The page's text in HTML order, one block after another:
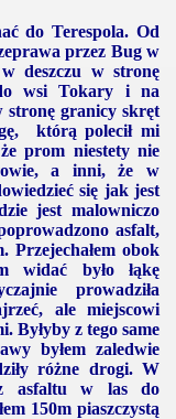
Terespola. Od
przez Bug w
deszczu w stronę
wsi Tokary i na
stronę granicy skręt
którą polecił mi
prom niestety nie
a inni, że w
się jak jest
jest malowniczo
asfalt,
Przejechałem obok
widać było łąkę
prowadziła
ale miejscowi
Byłyby z tego same
byłem zaledwie
różne drogi. W
z asfaltu w las do
150m piaszczystą